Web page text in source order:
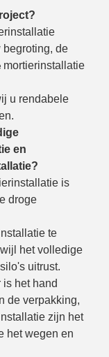
begroting, de
mortierinstallatie
u rendabele
en
is
droge
te
het volledige
uitrust.
het hand
de verpakking,
zijn het
het wegen en